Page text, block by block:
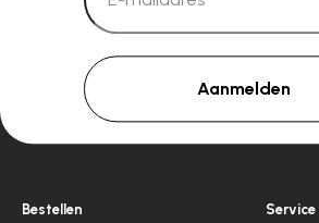
Aanmelden
Bestellen Service